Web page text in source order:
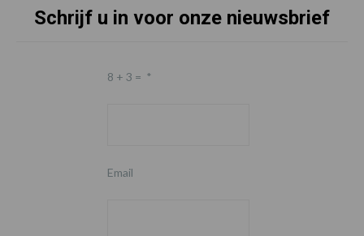
Schrijf u in voor onze nieuwsbrief
8 + 3 = *
Email